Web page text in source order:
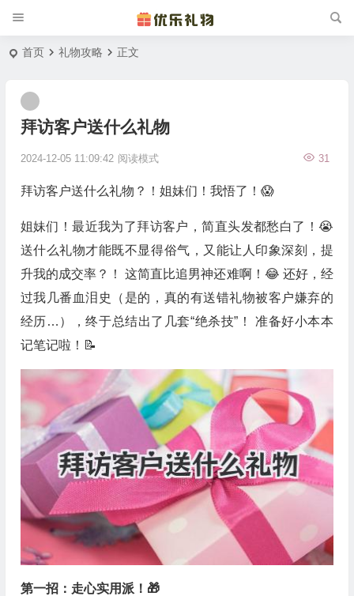
首页 礼物攻略 正文
拜访客户送什么礼物
2024-12-05 11:09:42 31
阅读模式
拜访客户送什么礼物？！姐妹们！我悟了！😱
姐妹们！最近我为了拜访客户，简直头发都愁白了！😭
送什么礼物才能既不显得俗气，又能让人印象深刻，提
升我的成交率？！ 这简直比追男神还难啊！😂 还好，经
过我几番血泪史（是的，真的有送错礼物被客户嫌弃的
经历…），终于总结出了几套“绝杀技”！ 准备好小本本
记笔记啦！📝
第一招：走心实用派！🎁